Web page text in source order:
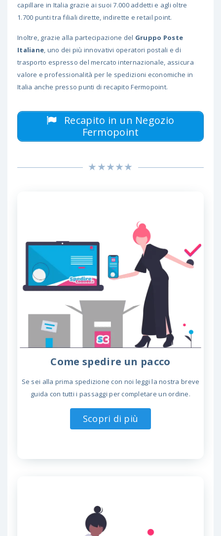
capillare in Italia grazie ai suoi 7.000 addetti e agli oltre
1.700 punti tra filiali dirette, indirette e retail point.
Inoltre, grazie alla partecipazione del Gruppo Poste
Italiane, uno dei più innovativi operatori postali e di
trasporto espresso del mercato internazionale, assicura
valore e professionalità per le spedizioni economiche in
Italia anche presso punti di recapito Fermopoint.
Recapito in un Negozio
Fermopoint
Come spedire un pacco
Se sei alla prima spedizione con noi leggi la nostra breve
guida con tutti i passaggi per completare un ordine.
Scopri di più